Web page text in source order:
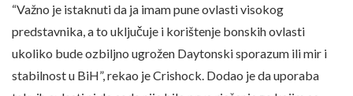
“Važno je istaknuti da ja imam pune ovlasti visokog
predstavnika, a to uključuje i korištenje bonskih ovlasti
ukoliko bude ozbiljno ugrožen Daytonski sporazum ili mir i
stabilnost u BiH”, rekao je Crishock. Dodao je da uporaba